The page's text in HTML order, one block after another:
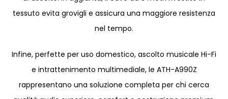
tessuto evita grovigli e assicura una maggiore resistenza
nel tempo.
Infine, perfette per uso domestico, ascolto musicale Hi-Fi
e intrattenimento multimediale, le ATH-A990Z
rappresentano una soluzione completa per chi cerca